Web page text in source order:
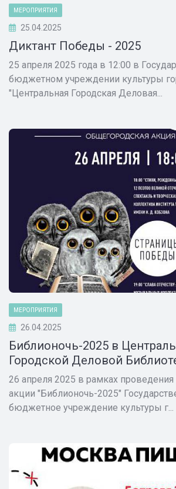
МЕРОПРИЯТИЯ
25.04.2025
Диктант Победы - 2025
25 апреля 2025 года в 12:00 в
бюджетном учреждении культуры
"Центральная Городская Деловая...
МЕРОПРИЯТИЯ
26.04.2025
Библионочь-2025 в
Городской Деловой
26 апреля 2025 в рамках проведения
акции "Библионочь-2025"
бюджетное учреждение культуры г...